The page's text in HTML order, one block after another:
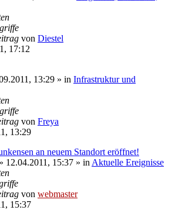
von Diestel
17:12
13:29 » in Infrastruktur und
von Freya
13:29
an neuem Standort eröffnet!
12.04.2011, 15:37 » in Aktuelle Ereignisse
von webmaster
15:37